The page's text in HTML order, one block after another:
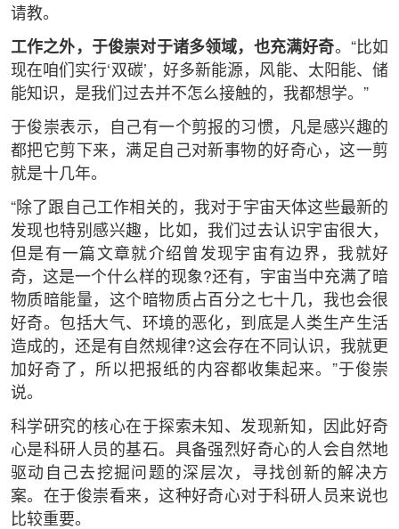
请教。
工作之外，于俊崇对于诸多领域，也充满好奇。“比如
现在咱们实行‘双碳’，好多新能源，风能、太阳能、储
能知识，是我们过去并不怎么接触的，我都想学。”
于俊崇表示，自己有一个剪报的习惯，凡是感兴趣的
都把它剪下来，满足自己对新事物的好奇心，这一剪
就是十几年。
“除了跟自己工作相关的，我对于宇宙天体这些最新的
发现也特别感兴趣，比如，我们过去认识宇宙很大，
但是有一篇文章就介绍曾发现宇宙有边界，我就好
奇，这是一个什么样的现象?还有，宇宙当中充满了暗
物质暗能量，这个暗物质占百分之七十几，我也会很
好奇。包括大气、环境的恶化，到底是人类生产生活
造成的，还是有自然规律?这会存在不同认识，我就更
加好奇了，所以把报纸的内容都收集起来。”于俊崇
说。
科学研究的核心在于探索未知、发现新知，因此好奇
心是科研人员的基石。具备强烈好奇心的人会自然地
驱动自己去挖掘问题的深层次，寻找创新的解决方
案。在于俊崇看来，这种好奇心对于科研人员来说也
比较重要。